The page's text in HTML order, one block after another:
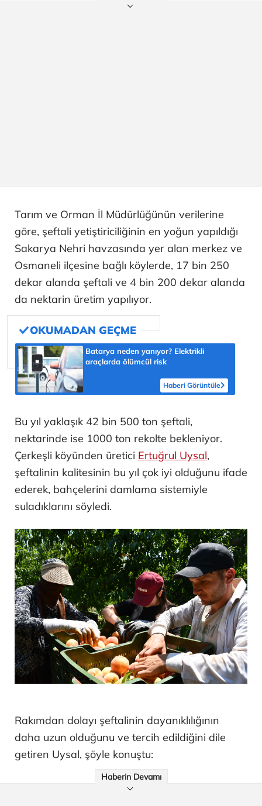
Tarım ve Orman İl Müdürlüğünün verilerine
göre, şeftali yetiştiriciliğinin en yoğun yapıldığı
Sakarya Nehri havzasında yer alan merkez ve
Osmaneli ilçesine bağlı köylerde, 17 bin 250
dekar alanda şeftali ve 4 bin 200 dekar alanda
da nektarin üretim yapılıyor.
Batarya neden yanıyor? Elektrikli
araçlarda ölümcül risk
Haberi Görüntüle
Bu yıl yaklaşık 42 bin 500 ton şeftali,
nektarinde ise 1000 ton rekolte bekleniyor.
Çerkeşli köyünden üretici Ertuğrul Uysal,
şeftalinin kalitesinin bu yıl çok iyi olduğunu ifade
ederek, bahçelerini damlama sistemiyle
suladıklarını söyledi.
Rakımdan dolayı şeftalinin dayanıklılığının
daha uzun olduğunu ve tercih edildiğini dile
getiren Uysal, şöyle konuştu:
Haberin Devamı